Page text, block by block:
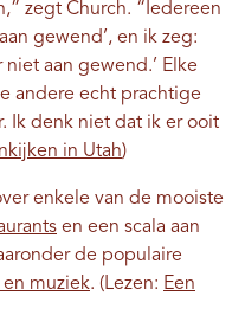
zegt Church. “Iedereen
gewend’, en ik zeg:
aan gewend.’ Elke
andere echt prachtige
Ik denk niet dat ik er ooit
in Utah)
enkele van de mooiste
en een scala aan
de populaire
en muziek. (Lezen: Een